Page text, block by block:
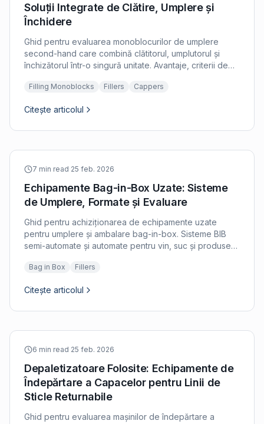
Soluții Integrate de Clătire, Umplere și
Închidere
Ghid pentru evaluarea monoblocurilor de umplere
second-hand care combină clătitorul, umplutorul și
închizătorul într-o singură unitate. Avantaje, criterii de
Filling Monoblocks Fillers Cappers
Citește articolul
7 min read·25 feb. 2026
Echipamente Bag-in-Box Uzate: Sisteme
de Umplere, Formate și Evaluare
Ghid pentru achiziționarea de echipamente uzate
pentru umplere și ambalare bag-in-box. Sisteme BIB
semi-automate și automate pentru vin, suc și produse
Bag in Box Fillers
Citește articolul
6 min read·25 feb. 2026
Depaletizatoare Folosite: Echipamente de
Îndepărtare a Capacelor pentru Linii de
Sticle Returnabile
Ghid pentru evaluarea mașinilor de îndepărtare a